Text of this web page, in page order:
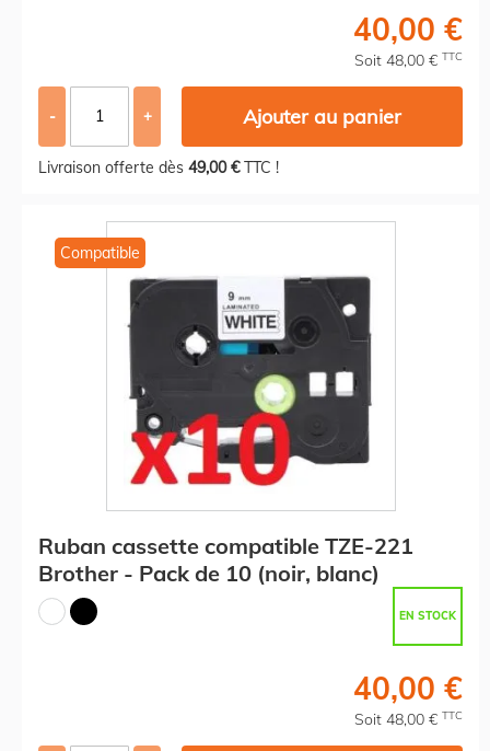
40,00 €
Soit 48,00 € TTC
- + Ajouter au panier
Livraison offerte dès 49,00 €TTC !
Compatible
Ruban cassette compatible TZE-221
Brother - Pack de 10 (noir, blanc)
EN STOCK
40,00 €
Soit 48,00 € TTC